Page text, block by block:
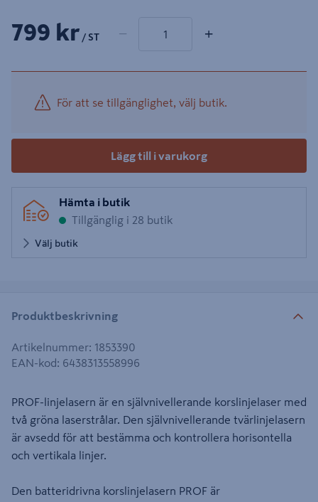
799 kr / ST − +
För att se tillgänglighet, välj butik.
Lägg till i varukorg
Hämta i butik
Tillgänglig i 28 butik
Välj butik
Produktbeskrivning
Artikelnummer: 1853390
EAN-kod: 6438313558996
PROF-linjelasern är en självnivellerande korslinjelaser med
två gröna laserstrålar. Den självnivellerande tvärlinjelasern
är avsedd för att bestämma och kontrollera horisontella
och vertikala linjer.
Den batteridrivna korslinjelasern PROF är